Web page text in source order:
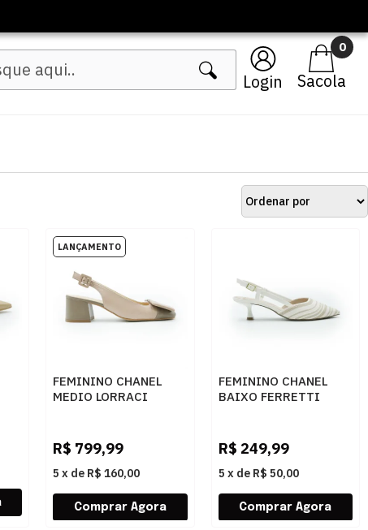
Login
0
FEMININO CHANEL
MEDIO LORRACI
R$ 799,99
5 x de R$ 160,00
FEMININO CHANEL
BAIXO FERRETTI
R$ 249,99
5 x de R$ 50,00